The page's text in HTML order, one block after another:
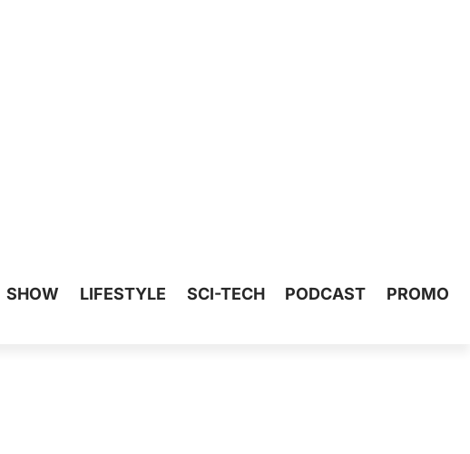
SHOW LIFESTYLE SCI-TECH PODCAST
PROMO